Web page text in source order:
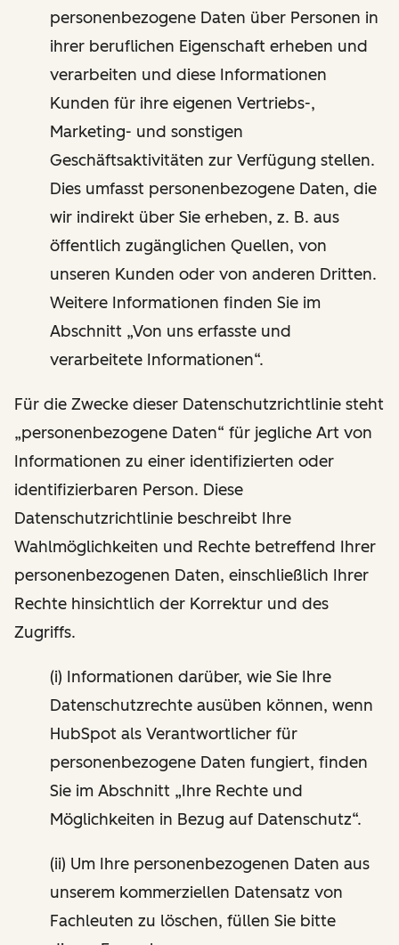
personenbezogene Daten über Personen in
ihrer beruflichen Eigenschaft erheben und
verarbeiten und diese Informationen
Kunden für ihre eigenen Vertriebs-,
Marketing- und sonstigen
Geschäftsaktivitäten zur Verfügung stellen.
Dies umfasst personenbezogene Daten, die
wir indirekt über Sie erheben, z. B. aus
öffentlich zugänglichen Quellen, von
unseren Kunden oder von anderen Dritten.
Weitere Informationen finden Sie im
Abschnitt „Von uns erfasste und
verarbeitete Informationen“.
Für die Zwecke dieser Datenschutzrichtlinie steht
„personenbezogene Daten“ für jegliche Art von
Informationen zu einer identifizierten oder
identifizierbaren Person. Diese
Datenschutzrichtlinie beschreibt Ihre
Wahlmöglichkeiten und Rechte betreffend Ihrer
personenbezogenen Daten, einschließlich Ihrer
Rechte hinsichtlich der Korrektur und des
Zugriffs.
(i) Informationen darüber, wie Sie Ihre
Datenschutzrechte ausüben können, wenn
HubSpot als Verantwortlicher für
personenbezogene Daten fungiert, finden
Sie im Abschnitt „Ihre Rechte und
Möglichkeiten in Bezug auf Datenschutz“.
(ii) Um Ihre personenbezogenen Daten aus
unserem kommerziellen Datensatz von
Fachleuten zu löschen, füllen Sie bitte